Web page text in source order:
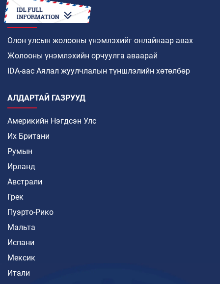
ХЭРХЭН
Олон улсын жолооны үнэмлэхийг онлайнаар авах
Жолооны үнэмлэхийн орчуулга аваарай
IDA-аас Аялал жуулчлалын түншлэлийн хөтөлбөр
АЛДАРТАЙ ГАЗРУУД
Америкийн Нэгдсэн Улс
Их Британи
Румын
Ирланд
Австрали
Грек
Пуэрто-Рико
Мальта
Испани
Мексик
Итали